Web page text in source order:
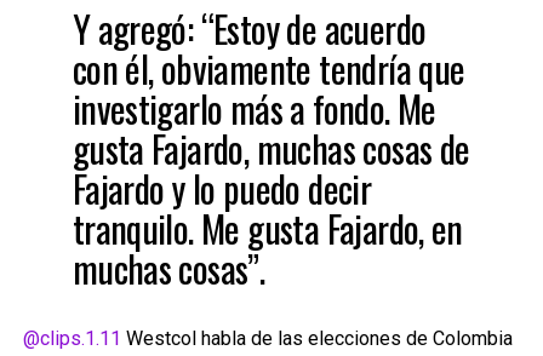
Y agregó: “Estoy de acuerdo
con él, obviamente tendría que
investigarlo más a fondo. Me
gusta Fajardo, muchas cosas de
Fajardo y lo puedo decir
tranquilo. Me gusta Fajardo, en
muchas cosas”.
@clips.1.11 Westcol habla de las elecciones de Colombia